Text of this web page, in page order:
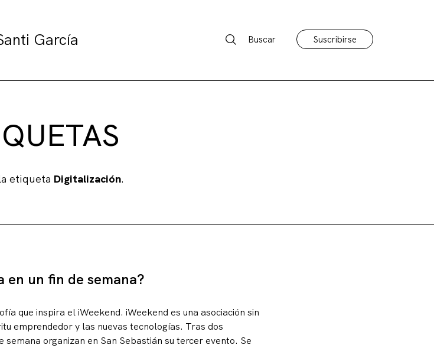
García Buscar Suscribirse
etiqueta Digitalización.
en un fin de semana?
que inspira el iWeekend. iWeekend es una asociación sin
emprendedor y las nuevas tecnologías. Tras dos
semana organizan en San Sebastián su tercer evento. Se